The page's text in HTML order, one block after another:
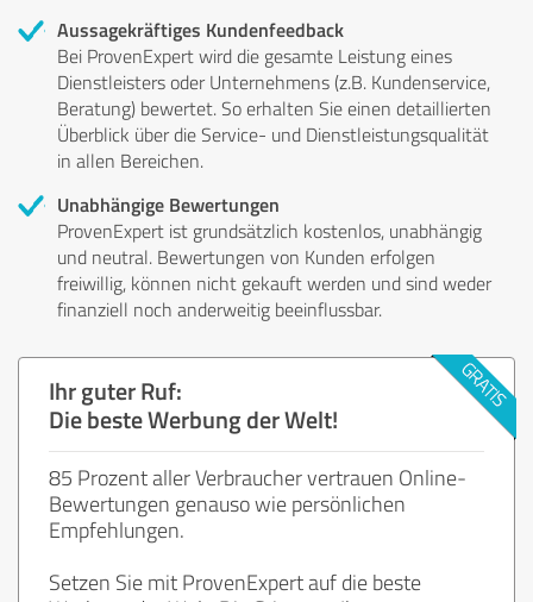
Aussagekräftiges Kundenfeedback
Bei ProvenExpert wird die gesamte Leistung eines
Dienstleisters oder Unternehmens (z.B. Kundenservice,
Beratung) bewertet. So erhalten Sie einen detaillierten
Überblick über die Service- und Dienstleistungsqualität
in allen Bereichen.
Unabhängige Bewertungen
ProvenExpert ist grundsätzlich kostenlos, unabhängig
und neutral. Bewertungen von Kunden erfolgen
freiwillig, können nicht gekauft werden und sind weder
finanziell noch anderweitig beeinflussbar.
Ihr guter Ruf:
Die beste Werbung der Welt!
85 Prozent aller Verbraucher vertrauen Online-
Bewertungen genauso wie persönlichen
Empfehlungen.
Setzen Sie mit ProvenExpert auf die beste